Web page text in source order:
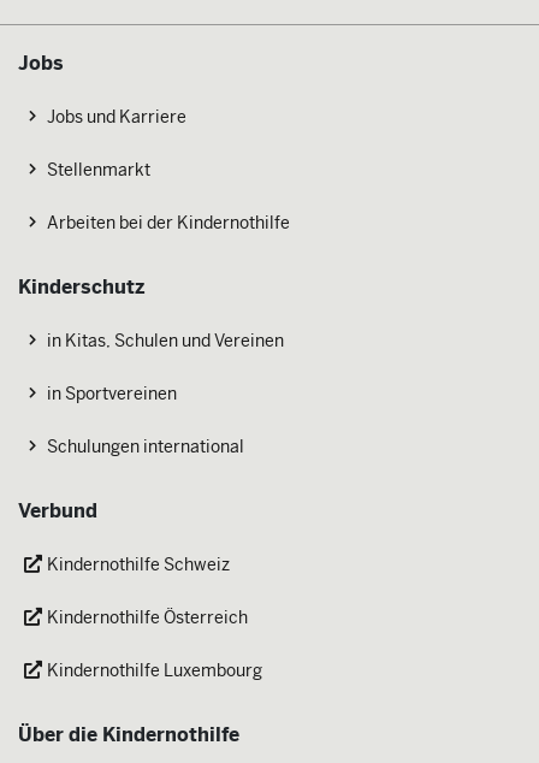
Jobs
Jobs und Karriere
Stellenmarkt
Arbeiten bei der Kindernothilfe
Kinderschutz
in Kitas, Schulen und Vereinen
in Sportvereinen
Schulungen international
Verbund
Kindernothilfe Schweiz
Kindernothilfe Österreich
Kindernothilfe Luxembourg
Über die Kindernothilfe